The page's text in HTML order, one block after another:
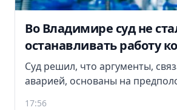
Во Владимире суд не
останавливать работу
Суд решил, что аргументы,
аварией, основаны на
17:56